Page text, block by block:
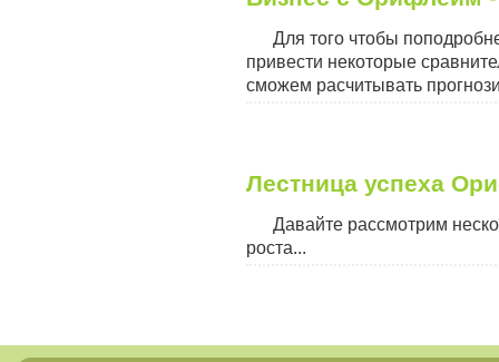
Для того чтобы
привести некоторые
сможем расчитывать
Лестница успеха
Давайте рассмотрим
роста...